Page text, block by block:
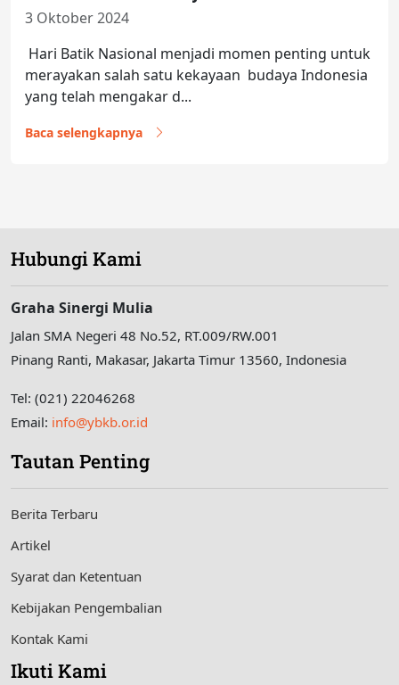
3 Oktober 2024
Hari Batik Nasional menjadi momen penting untuk
merayakan salah satu kekayaan budaya Indonesia
yang telah mengakar d...
Baca selengkapnya
Hubungi Kami
Graha Sinergi Mulia
Jalan SMA Negeri 48 No.52, RT.009/RW.001
Pinang Ranti, Makasar, Jakarta Timur 13560, Indonesia
Tel: (021) 22046268
Email: info@ybkb.or.id
Tautan Penting
Berita Terbaru
Artikel
Syarat dan Ketentuan
Kebijakan Pengembalian
Kontak Kami
Ikuti Kami